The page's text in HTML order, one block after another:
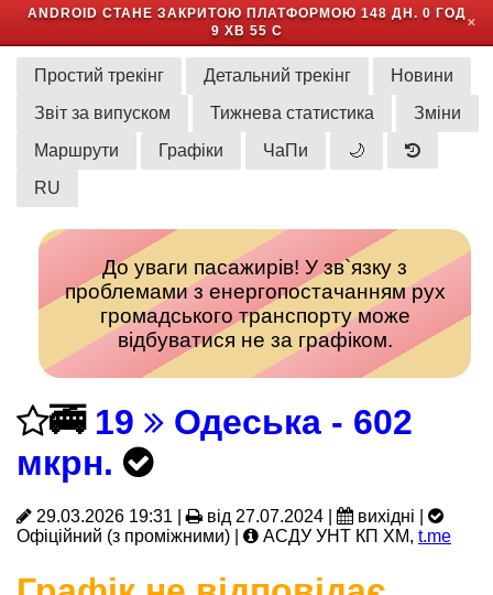
ANDROID СТАНЕ ЗАКРИТОЮ ПЛАТФОРМОЮ 148 ДН. 0 ГОД
9 ХВ 55 С
✕
Простий трекінг Детальний трекінг
Новини
Звіт за випуском
Тижнева статистика
Зміни
Маршрути
Графіки ЧаПи
🌙
RU
До уваги пасажирів! У зв`язку з
проблемами з енергопостачанням рух
громадського транспорту може
відбуватися не за графіком.
🚎 19
Одеська - 602
мкрн.
29.03.2026 19:31 | від 27.07.2024 |
вихідні |
Офіційний (з проміжними) |
АСДУ УНТ КП ХМ, t.me